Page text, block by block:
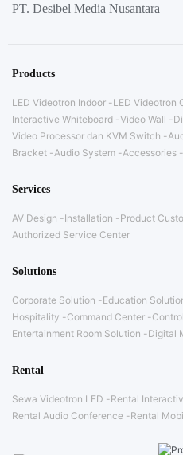
PT. Desibel Media Nusantara
Products
LED Videotron Indoor LED Videotron
Interactive Whiteboard Video Wall
Video Processor dan KVM Switch
Bracket
Audio System Accessories
Services
AV Design Installation
Product
Authorized Service Center
Solutions
Corporate Solution Education
Hospitality
Command Center
Entertainment Room Solution
Digital
Rental
Sewa Videotron LED Rental
Rental Audio Conference
Rental